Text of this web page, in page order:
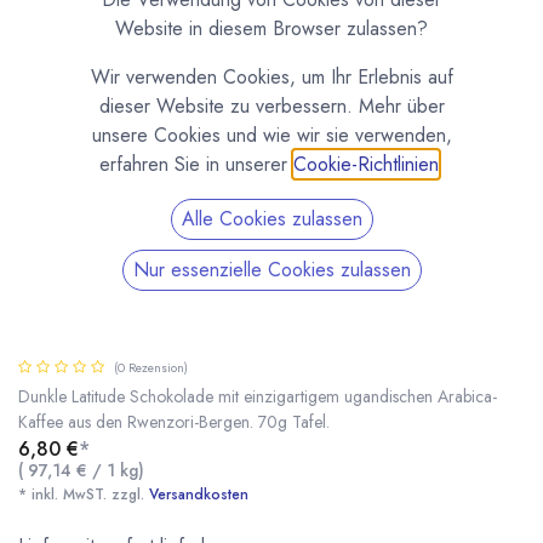
(0 Rezension)
Dunkle Latitude Schokolade mit einzigartigem ugandischen Arabica-
Kaffee aus den Rwenzori-Bergen. 70g Tafel.
6,80 €*
( 97,14 € / 1 kg)
* inkl. MwST. zzgl. Versandkosten
Website in diesem Browser zulassen?
Wir verwenden Cookies, um Ihr Erlebnis auf
dieser Website zu verbessern. Mehr über
unsere Cookies und wie wir sie verwenden,
erfahren Sie in unserer Cookie-Richtlinien
Alle Cookies zulassen
Nur essenzielle Cookies zulassen